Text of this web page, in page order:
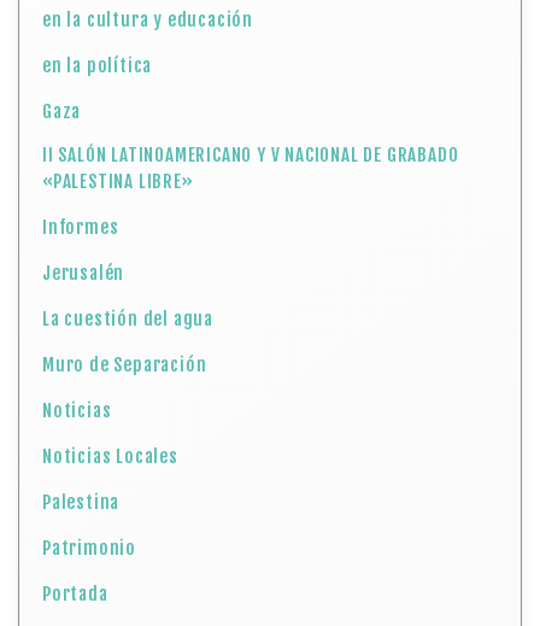
en la cultura y educación
en la política
Gaza
II SALÓN LATINOAMERICANO Y V NACIONAL DE GRABADO
«PALESTINA LIBRE»
Informes
Jerusalén
La cuestión del agua
Muro de Separación
Noticias
Noticias Locales
Palestina
Patrimonio
Portada